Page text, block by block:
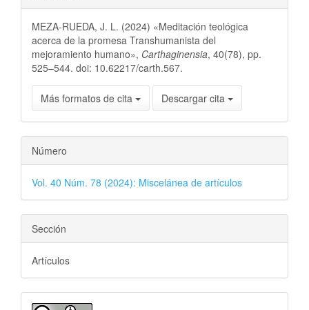
MEZA-RUEDA, J. L. (2024) «Meditación teológica
acerca de la promesa Transhumanista del
mejoramiento humano», Carthaginensia, 40(78), pp.
525–544. doi: 10.62217/carth.567.
Más formatos de cita Descargar cita
Número
Vol. 40 Núm. 78 (2024): Miscelánea de artículos
Sección
Artículos